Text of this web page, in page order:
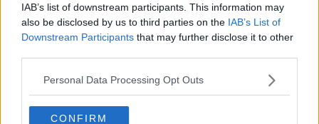
IAB’s list of downstream participants. This information may
also be disclosed by us to third parties on the IAB’s List of
Downstream Participants that may further disclose it to other
Personal Data Processing Opt Outs
CONFIRM
Successivamente, con l’allerta da parte della torre di controllo di
Pisa che riferiva della perdita di contatti radio con l’aereo di linea,
un Boing 737, si è entrati nel vivo dell’esercitazione e la Sala
crisi.Valutata la rilevanza dell’evento, che poteva vedere coinvolte
addirittura centinaia di persone, dalla Capitaneria labronica è stata
subito fatta partire una motovedetta veloce equipaggiata con